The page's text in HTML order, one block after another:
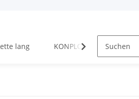
lang KONPLOTT Serien